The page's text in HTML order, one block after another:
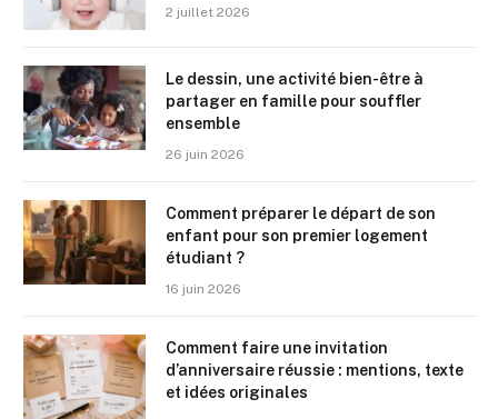
2 juillet 2026
Le dessin, une activité bien-être à
partager en famille pour souffler
ensemble
26 juin 2026
Comment préparer le départ de son
enfant pour son premier logement
étudiant ?
16 juin 2026
Comment faire une invitation
d’anniversaire réussie : mentions, texte
et idées originales